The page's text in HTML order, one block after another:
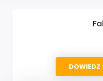
DOWIEDZ